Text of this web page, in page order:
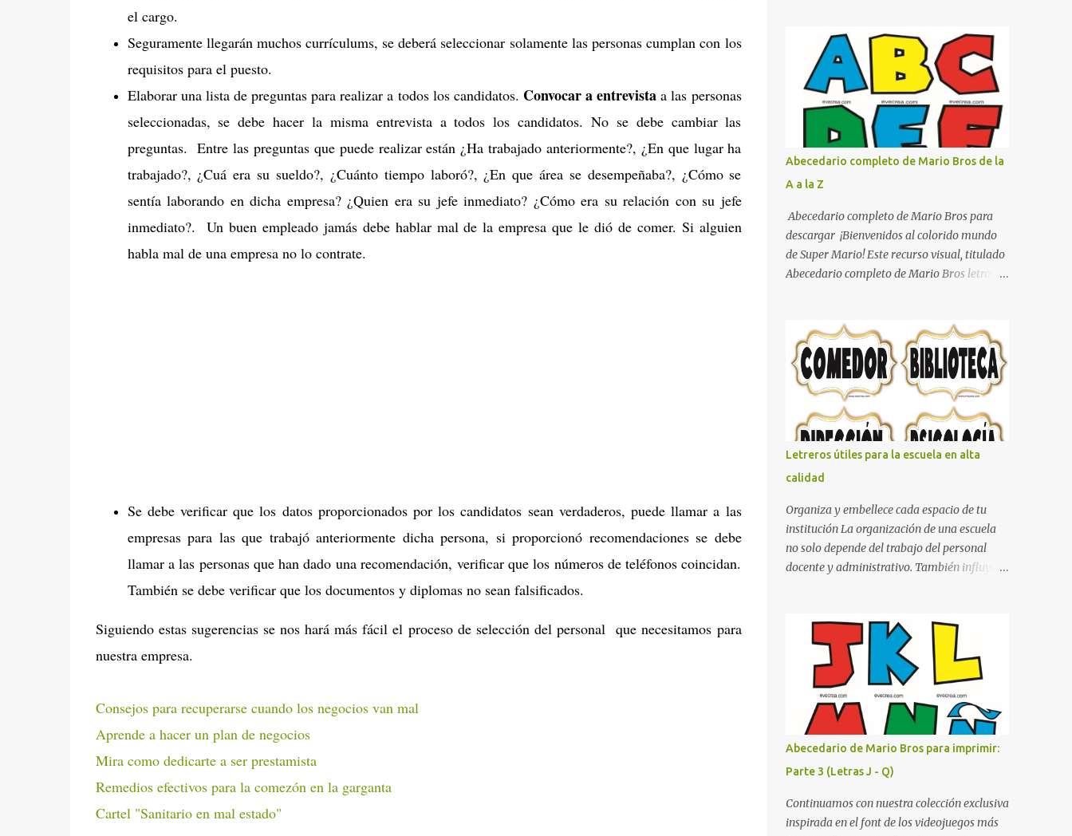
el cargo.
Seguramente llegarán muchos currículums, se deberá seleccionar solamente las personas cumplan con los
requisitos para el puesto.
Elaborar una lista de preguntas para realizar a todos los candidatos. Convocar a entrevista a las personas
seleccionadas, se debe hacer la misma entrevista a todos los candidatos. No se debe cambiar las
preguntas. Entre las preguntas que puede realizar están ¿Ha trabajado anteriormente?, ¿En que lugar ha
trabajado?, ¿Cuá era su sueldo?, ¿Cuánto tiempo laboró?, ¿En que área se desempeñaba?, ¿Cómo se
sentía laborando en dicha empresa? ¿Quien era su jefe inmediato? ¿Cómo era su relación con su jefe
inmediato?. Un buen empleado jamás debe hablar mal de la empresa que le dió de comer. Si alguien
habla mal de una empresa no lo contrate.
Se debe verificar que los datos proporcionados por los candidatos sean verdaderos, puede llamar a las
empresas para las que trabajó anteriormente dicha persona, si proporcionó recomendaciones se debe
llamar a las personas que han dado una recomendación, verificar que los números de teléfonos coincidan.
También se debe verificar que los documentos y diplomas no sean falsificados.
Siguiendo estas sugerencias se nos hará más fácil el proceso de selección del personal que necesitamos para
nuestra empresa.
Consejos para recuperarse cuando los negocios van mal
Aprende a hacer un plan de negocios
Mira como dedicarte a ser prestamista
Remedios efectivos para la comezón en la garganta
Cartel "Sanitario en mal estado"
color muy relajante y por lo tanto entra en
la lista de colo...
comentario y con gusto lo diseñamos.
Nombres con diseños Spiderman Sonic bella
Cartel de feliz cumpleaños de héroes en
pijamas Ideas para decorar el dormitorio
con pósters Cama con diseño de ring de
boxeo Ideas para decoraciones de fiestas
infantiles Cosas bonitas que se pueden hacer
con gomas de coche
Abecedario completo de Mario Bros de la
A a la Z
Abecedario completo de Mario Bros para
descargar ¡Bienvenidos al colorido mundo
de Super Mario! Este recurso visual, titulado
Abecedario completo de Mario Bros letras
de los videojuegos. Este set de letras está
diseñado para transformar cualquier
mensaje en una aventura, utilizando la
tipografía clásica y robusta que los fans han
reconocido por décadas. En esta primera
sección, el abecedario nos presenta:
Identidad Visual: Un diseño de bloques con
bordes negros gruesos que resaltan sobre
cualquier fondo. Paleta de Colores: Una
secuencia dinámica que alterna entre el rojo
de Mario, el verde de Luigi, y los tonos azul y
amarillo clásicos de los elementos del juego.
Contenido Actual: La imagen muestra la
divertido que define a toda la colección.
Primera parte del juego de letras in...
Letreros útiles para la escuela en alta
calidad
Organiza y embellece cada espacio de tu
institución La organización de una escuela
no solo depende del trabajo del personal
docente y administrativo. También influye la
una función práctica al orientar a
estudiantes, padres de familia, docentes y
visitantes, pero además aportan un toque
decorativo que hace que la institución luzca
más ordenada, moderna y acogedora.
Pensando en esta necesidad, he diseñado
una colección de letreros útiles para la
escuela con un estilo elegante, fácil de leer y
listo para imprimir en alta calidad. Su diseño
busca combinar funcionalidad y estética,
logrando que cualquier institución educativa
Abecedario de Mario Bros para imprimir:
Parte 3 (Letras J - Q)
Continuamos con nuestra colección exclusiva
inspirada en el font de los videojuegos más